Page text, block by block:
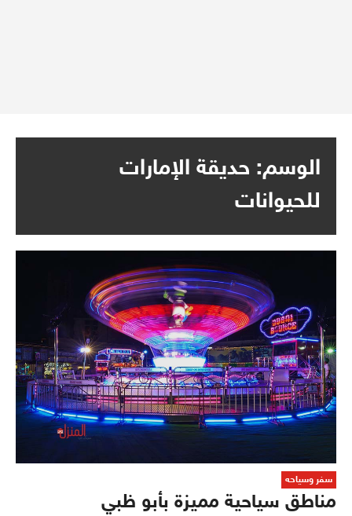
الوسم: حديقة الإمارات
للحيوانات
سفر وسياحه
مناطق سياحية مميزة بأبو ظبي